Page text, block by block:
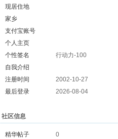
现居住地
家乡
支付宝账号
个人主页
个性签名
行动力-100
自我介绍
注册时间
2002-10-27
最后登录
2026-08-04
社区信息
精华帖子
0